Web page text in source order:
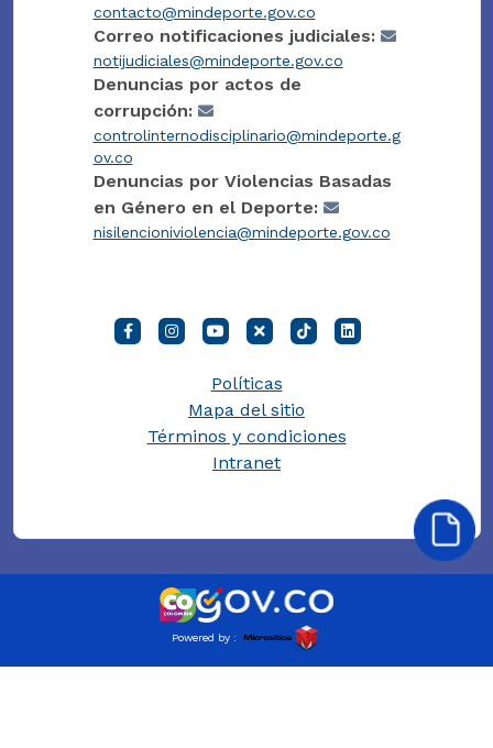
contacto@mindeporte.gov.co
Correo notificaciones judiciales:
notijudiciales@mindeporte.gov.co
Denuncias por actos de
corrupción:
controlinternodisciplinario@mindeporte.g
ov.co
Denuncias por Violencias Basadas
en Género en el Deporte:
nisilencioniviolencia@mindeporte.gov.co
Políticas
Mapa del sitio
Términos y condiciones
Intranet
Powered by :